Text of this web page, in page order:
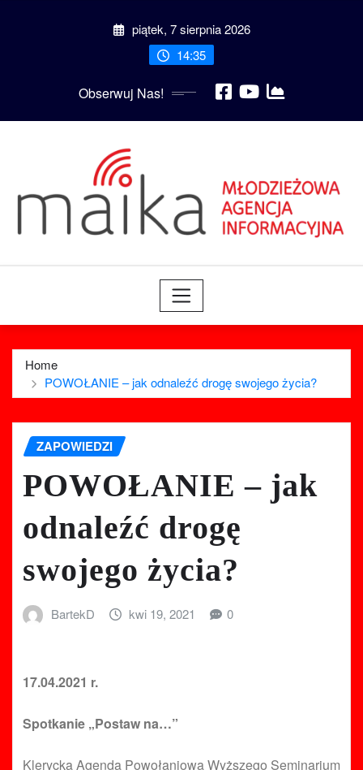
piątek, 7 sierpnia 2026
14:35
Obserwuj Nas!
Home
POWOŁANIE – jak odnaleźć drogę swojego życia?
ZAPOWIEDZI
POWOŁANIE – jak
odnaleźć drogę
swojego życia?
BartekD kwi 19, 2021 0
17.04.2021 r.
Spotkanie „Postaw na…”
Klerycka Agenda Powołaniowa Wyższego Seminarium